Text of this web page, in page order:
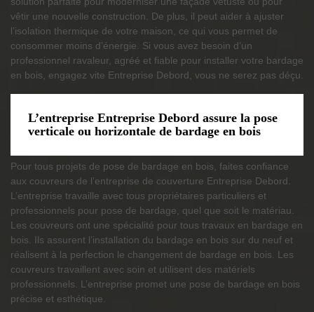
vêtir une nouvelle construction. De plus, il peut aider à ajuster
l’isolation thermique de votre maison, ce qui vous permet de
consommer moins d’énergie. Si vous avez besoin d’un
professionnel ravaleur, agréé et fiable pour installer votre bardage
en bois, engagez vite Entreprise Debord, vous ne serez pas déçu.
L’entreprise Entreprise Debord assure la pose
verticale ou horizontale de bardage en bois
Pour tous projets de pose de bardage en bois, faites confiance
aux couvreurs de l’entreprise de couverture Entreprise Debord.
L’entreprise travaille avec tous propriétaires particuliers et
professionnels pour pose de bardage, quel que soit le matériau.
Les couvreurs ont une spécialité pour tous travaux en bardage en
bois. Ils assurent l’installation du bardage en bois sur du neuf et
réalisent à la perfection le changement de bardage en bois. Les
couvreurs travaillent avec soin et utilisent des matériels
professionnels. L’entreprise promet une pose de bardage en bois
précise et esthétique.